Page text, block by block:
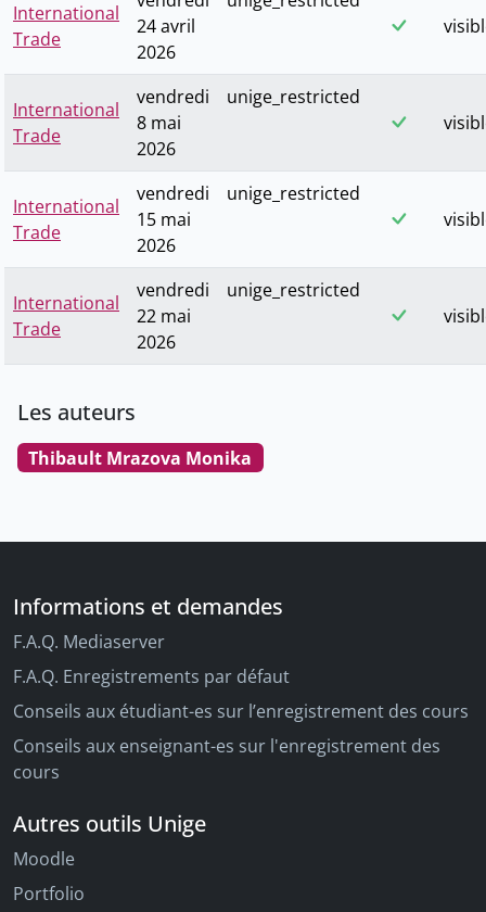
International
Trade
24 avril
2026
International
Trade
vendredi
8 mai
2026
unige_restricted
International
Trade
vendredi
15 mai
2026
unige_restricted
International
Trade
vendredi
22 mai
2026
unige_restricted
Les auteurs
Thibault Mrazova Monika
Informations et demandes
F.A.Q. Mediaserver
F.A.Q. Enregistrements par défaut
Conseils aux étudiant-es sur l’enregistrement des cours
Conseils aux enseignant-es sur l'enregistrement des
cours
Autres outils Unige
Moodle
Portfolio